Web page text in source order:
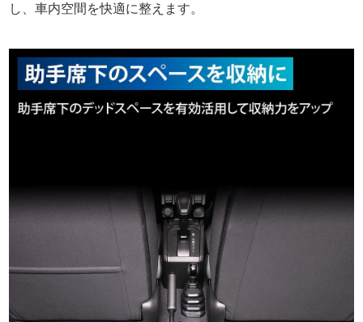
し、車内空間を快適に整えます。